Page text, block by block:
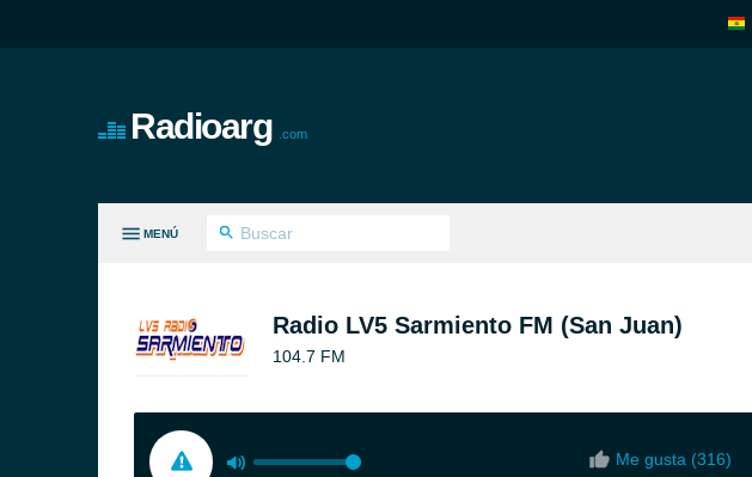
Radioarg .com
MENÚ
Radio LV5 Sarmiento FM (San Juan)
104.7 FM
Me gusta (316)